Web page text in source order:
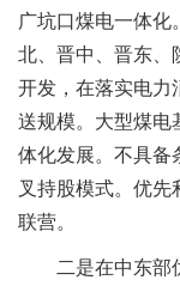
广坑口煤电一体化
北、晋中、晋东、
开发，在落实电力
送规模。大型煤电
体化发展。不具备
叉持股模式。优先
联营。
二是在中东部